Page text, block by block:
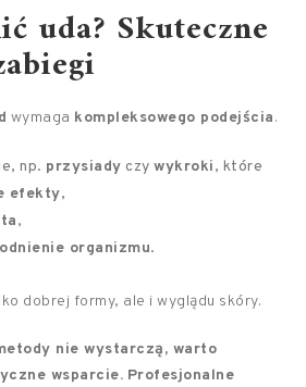
uda? Skuteczne
wymaga kompleksowego podejścia.
np. przysiady czywykroki, które
efekty,
,
organizmu.
dobrej formy, ale i wyglądu skóry.
nie wystarczą, warto
wsparcie. Profesjonalne